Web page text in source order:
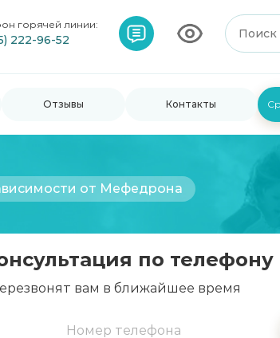
горячей линии:
222-96-52
Отзывы Контакты
от Мефедрона
по телефону
вам в ближайшее время